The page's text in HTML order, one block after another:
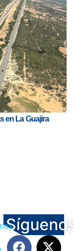
en La Guajira